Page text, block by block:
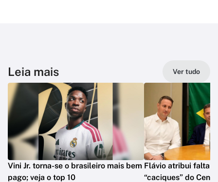
Leia mais Ver tudo
Vini Jr. torna-se o brasileiro mais bem
pago; veja o top 10
Flávio atribui falta
“caciques” do